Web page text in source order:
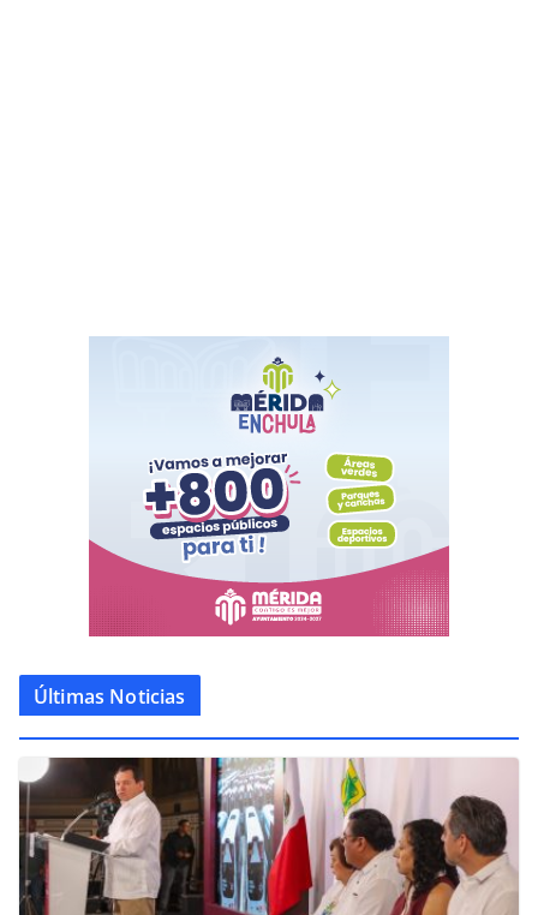
Últimas Noticias